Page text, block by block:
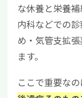
な休養と栄養
内科などでの
め・気管支拡
ます。
ここで重要なの